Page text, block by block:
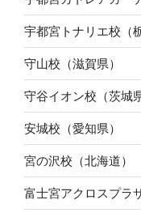
宇都宮トナリエ校（
守山校（滋賀県）
守谷イオン校（茨城
安城校（愛知県）
宮の沢校（北海道）
富士宮アクロスプラ